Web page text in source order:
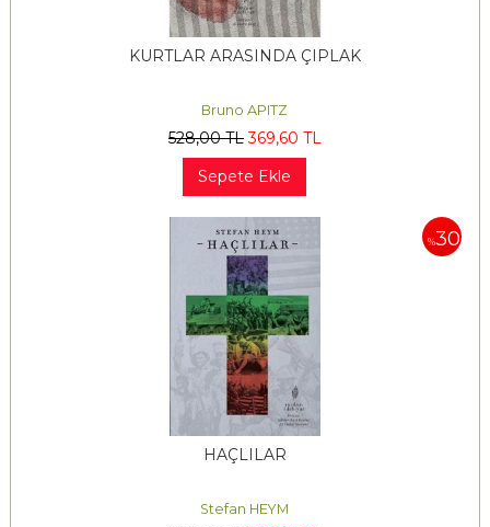
KURTLAR ARASINDA ÇIPLAK
Bruno APITZ
528,00TL 369,60 TL
Sepete Ekle
%30
HAÇLILAR
Stefan HEYM